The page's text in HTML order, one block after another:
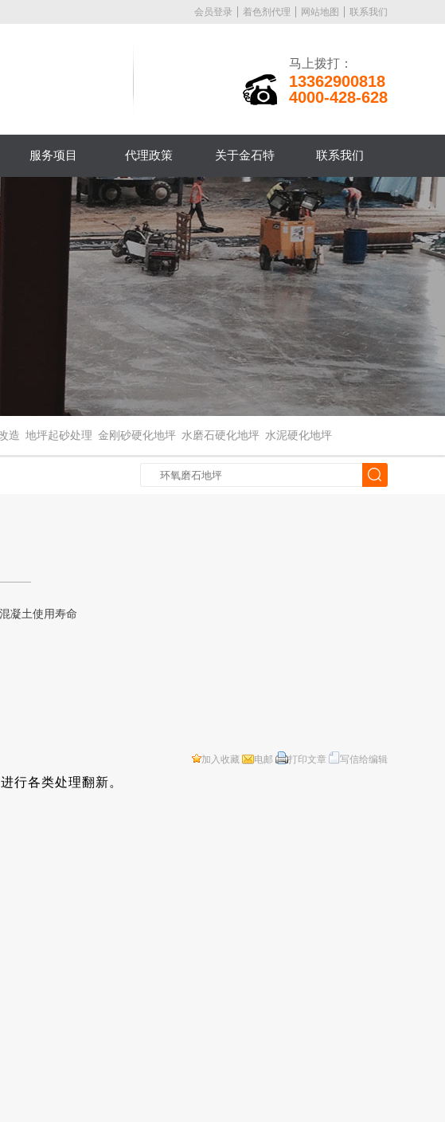
会员登录 着色剂代理 网站地图 联系我们
马上拨打：
13362900818
4000-428-628
服务项目 代理政策 关于金石特 联系我们
造 地坪起砂处理 金刚砂硬化地坪 水磨石硬化地坪 水泥硬化地坪
加入收藏 电邮 打印文章 写信给编辑
行各类处理翻新。